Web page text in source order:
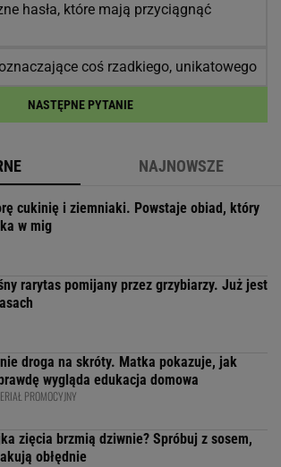
hasła, które mają przyciągnąć
coś rzadkiego, unikatowego
NASTĘPNE PYTANIE
NAJNOWSZE
cukinię i ziemniaki. Powstaje obiad, który
w mig
rarytas pomijany przez grzybiarzy. Już jest
droga na skróty. Matka pokazuje, jak
wygląda edukacja domowa
PROMOCYJNY
zięcia brzmią dziwnie? Spróbuj z sosem,
obłędnie